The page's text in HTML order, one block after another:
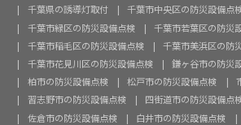
千葉県の誘導灯取付
千葉市中央区の防災設備点
千葉市緑区の防災設備点検
千葉市若葉区の防災
千葉市稲毛区の防災設備点検
千葉市美浜区の防
千葉市花見川区の防災設備点検
鎌ヶ谷市の防災
柏市の防災設備点検
松戸市の防災設備点検
習志野市の防災設備点検
四街道市の防災設備点
佐倉市の防災設備点検
白井市の防災設備点検